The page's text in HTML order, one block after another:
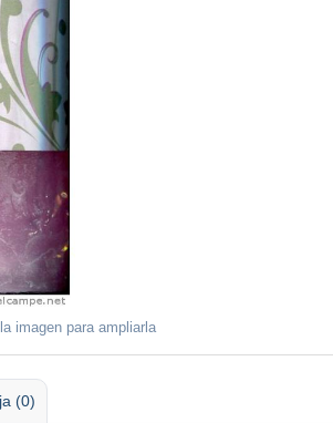
imagen para ampliarla
(0)